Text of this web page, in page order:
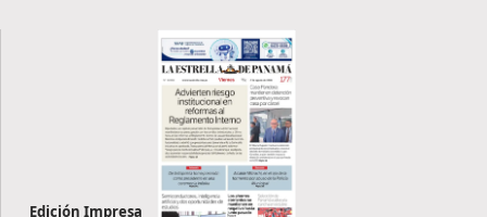
Edición Impresa